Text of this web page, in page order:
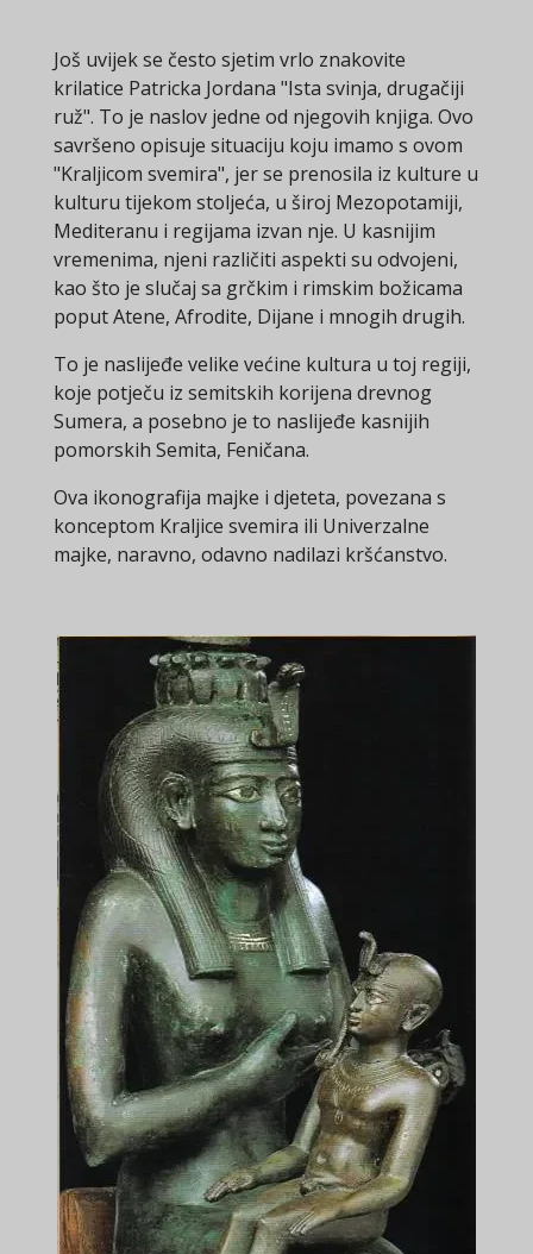
Još uvijek se često sjetim vrlo znakovite
krilatice Patricka Jordana "Ista svinja, drugačiji
ruž". To je naslov jedne od njegovih knjiga. Ovo
savršeno opisuje situaciju koju imamo s ovom
"Kraljicom svemira", jer se prenosila iz kulture u
kulturu tijekom stoljeća, u široj Mezopotamiji,
Mediteranu i regijama izvan nje. U kasnijim
vremenima, njeni različiti aspekti su odvojeni,
kao što je slučaj sa grčkim i rimskim božicama
poput Atene, Afrodite, Dijane i mnogih drugih.
To je naslijeđe velike većine kultura u toj regiji,
koje potječu iz semitskih korijena drevnog
Sumera, a posebno je to naslijeđe kasnijih
pomorskih Semita, Feničana.
Ova ikonografija majke i djeteta, povezana s
konceptom Kraljice svemira ili Univerzalne
majke, naravno, odavno nadilazi kršćanstvo.